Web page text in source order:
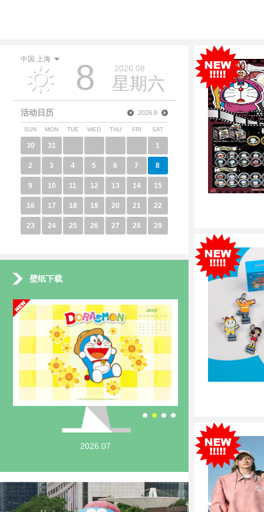
中国 上海 8 2026.08
星期六
2026.8
活动日历
SUN MON TUE WED THU FRI SAT
30 31 1
2 3 4 5 6 7 8
9 10 11 12 13 14 15
16 17 18 19 20 21 22
23 24 25 26 27 28 29
壁纸下载
2026.07